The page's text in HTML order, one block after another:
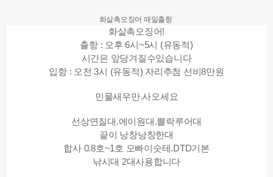
화살촉오징어 매일출항
화살촉오징어!
출항 : 오후 6시~5시 (유동적)
시간은 앞당겨질수있습니다
입항 : 오전 3시 (유동적) 자리추첨 선비8만원
민물새우만.사오세요
선상연질대.에이원대.뽈락루어대
끝이 낭창낭창한대
합사 0.8호~1호 오빠이숫테.DTD기본
낚시대 2대사용합니다